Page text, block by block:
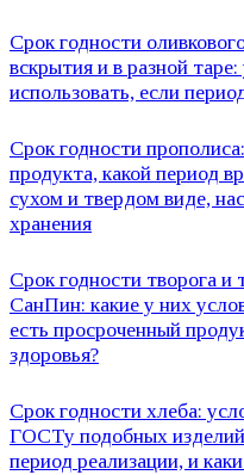
Срок годности
вскрытия и в разной
использовать, если
Срок годности
продукта, какой период
сухом и твердом виде,
хранения
Срок годности творога
СанПин: какие у них
есть просроченный
здоровья?
Срок годности хлеба:
ГОСТу подобных
период реализации, и